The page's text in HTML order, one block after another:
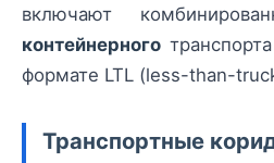
включают
контейнерного
формате LTL (less-than-
Транспортные